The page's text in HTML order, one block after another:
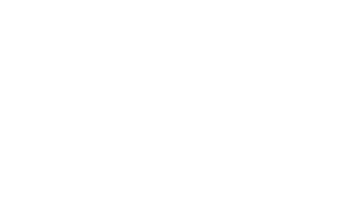
gest či potiahnutia prstom.